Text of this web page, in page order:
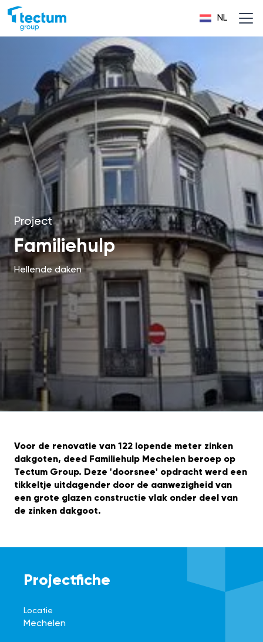
NL
Project
Familiehulp
Hellende daken
Voor de renovatie van 122 lopende meter zinken
dakgoten, deed Familiehulp Mechelen beroep op
Tectum Group. Deze 'doorsnee' opdracht werd een
tikkeltje uitdagender door de aanwezigheid van
een grote glazen constructie vlak onder deel van
de zinken dakgoot.
Projectfiche
Locatie
Mechelen